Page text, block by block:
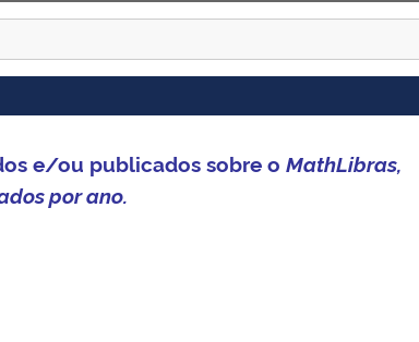
e/ou publicados sobre o MathLibras,
por ano.